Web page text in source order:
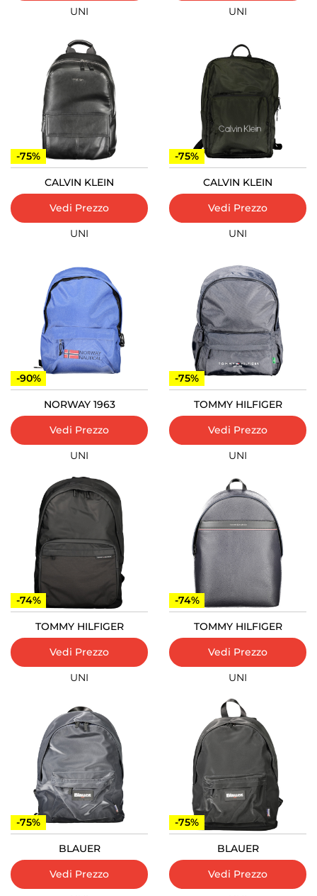
UNI UNI
-75%
CALVIN KLEIN
Vedi Prezzo
UNI
-75%
CALVIN KLEIN
Vedi Prezzo
UNI
-90%
NORWAY 1963
Vedi Prezzo
UNI
-75%
TOMMY HILFIGER
Vedi Prezzo
UNI
-74%
TOMMY HILFIGER
Vedi Prezzo
UNI
-74%
TOMMY HILFIGER
Vedi Prezzo
UNI
-75%
BLAUER
Vedi Prezzo
-75%
BLAUER
Vedi Prezzo